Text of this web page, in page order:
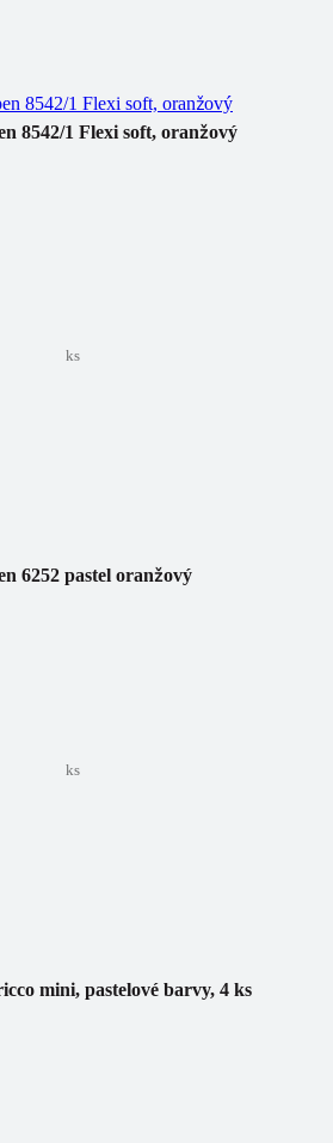
8542/1 Flexi soft, oranžový
ks
6252 pastel oranžový
ks
mini, pastelové barvy, 4 ks